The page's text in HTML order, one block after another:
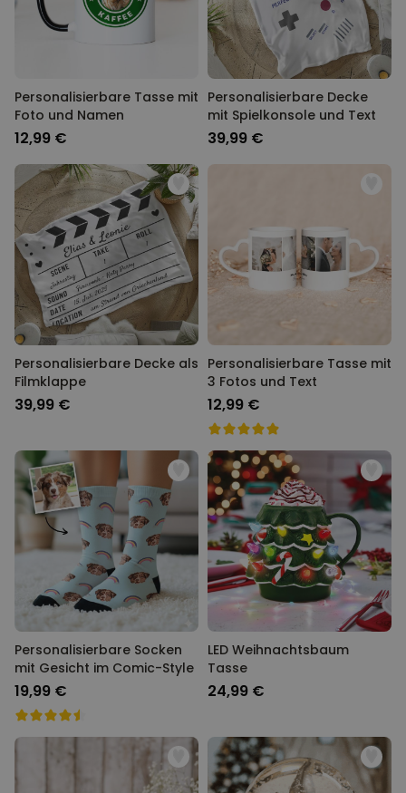
Personalisierbare Tasse mit
Foto und Namen
12,99 €
Personalisierbare Decke
mit Spielkonsole und Text
39,99 €
Personalisierbare Decke als
Filmklappe
39,99 €
Personalisierbare Tasse mit
3 Fotos und Text
12,99 €
Personalisierbare Socken
mit Gesicht im Comic-Style
19,99 €
LED Weihnachtsbaum
Tasse
24,99 €